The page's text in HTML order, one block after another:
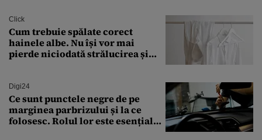
Click
Cum trebuie spălate corect
hainele albe. Nu își vor mai
pierde niciodată strălucirea și
Digi24
Ce sunt punctele negre de pe
marginea parbrizului și la ce
folosesc. Rolul lor este esențial